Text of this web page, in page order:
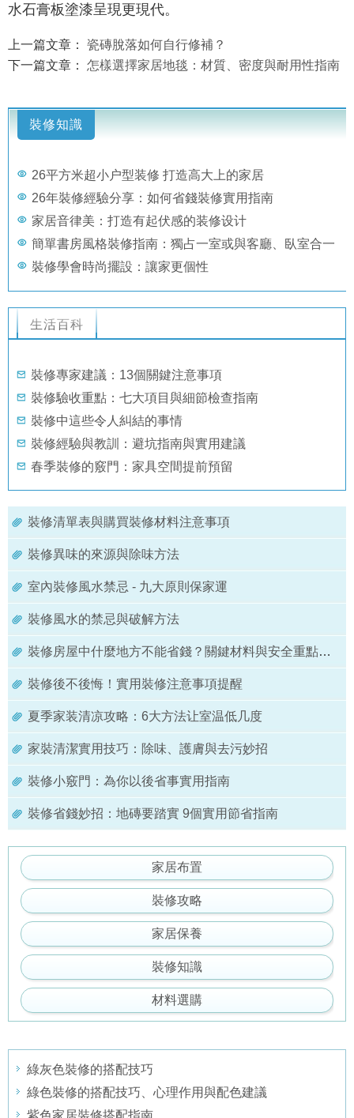
水石膏板塗漆呈現更現代。
上一篇文章： 瓷磚脫落如何自行修補？
下一篇文章： 怎樣選擇家居地毯：材質、密度與耐用性指南
裝修知識
26平方米超小户型装修 打造高大上的家居
26年裝修經驗分享：如何省錢裝修實用指南
家居音律美：打造有起伏感的装修设计
簡單書房風格裝修指南：獨占一室或與客廳、臥室合一
裝修學會時尚擺設：讓家更個性
生活百科
裝修專家建議：13個關鍵注意事項
裝修驗收重點：七大項目與細節檢查指南
裝修中這些令人糾結的事情
裝修經驗與教訓：避坑指南與實用建議
春季裝修的竅門：家具空間提前預留
裝修清單表與購買裝修材料注意事項
裝修異味的來源與除味方法
室內裝修風水禁忌 - 九大原則保家運
裝修風水的禁忌與破解方法
裝修房屋中什麼地方不能省錢？關鍵材料與安全重點解析
裝修後不後悔！實用裝修注意事項提醒
夏季家装清凉攻略：6大方法让室温低几度
家裝清潔實用技巧：除味、護膚與去污妙招
裝修小竅門：為你以後省事實用指南
裝修省錢妙招：地磚要踏實 9個實用節省指南
家居布置
裝修攻略
家居保養
裝修知識
材料選購
綠灰色裝修的搭配技巧
綠色裝修的搭配技巧、心理作用與配色建議